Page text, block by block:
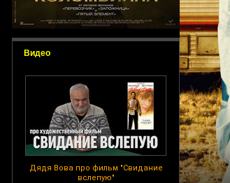
Видео
Дядя Вова про фильм "Свидание
вслепую"